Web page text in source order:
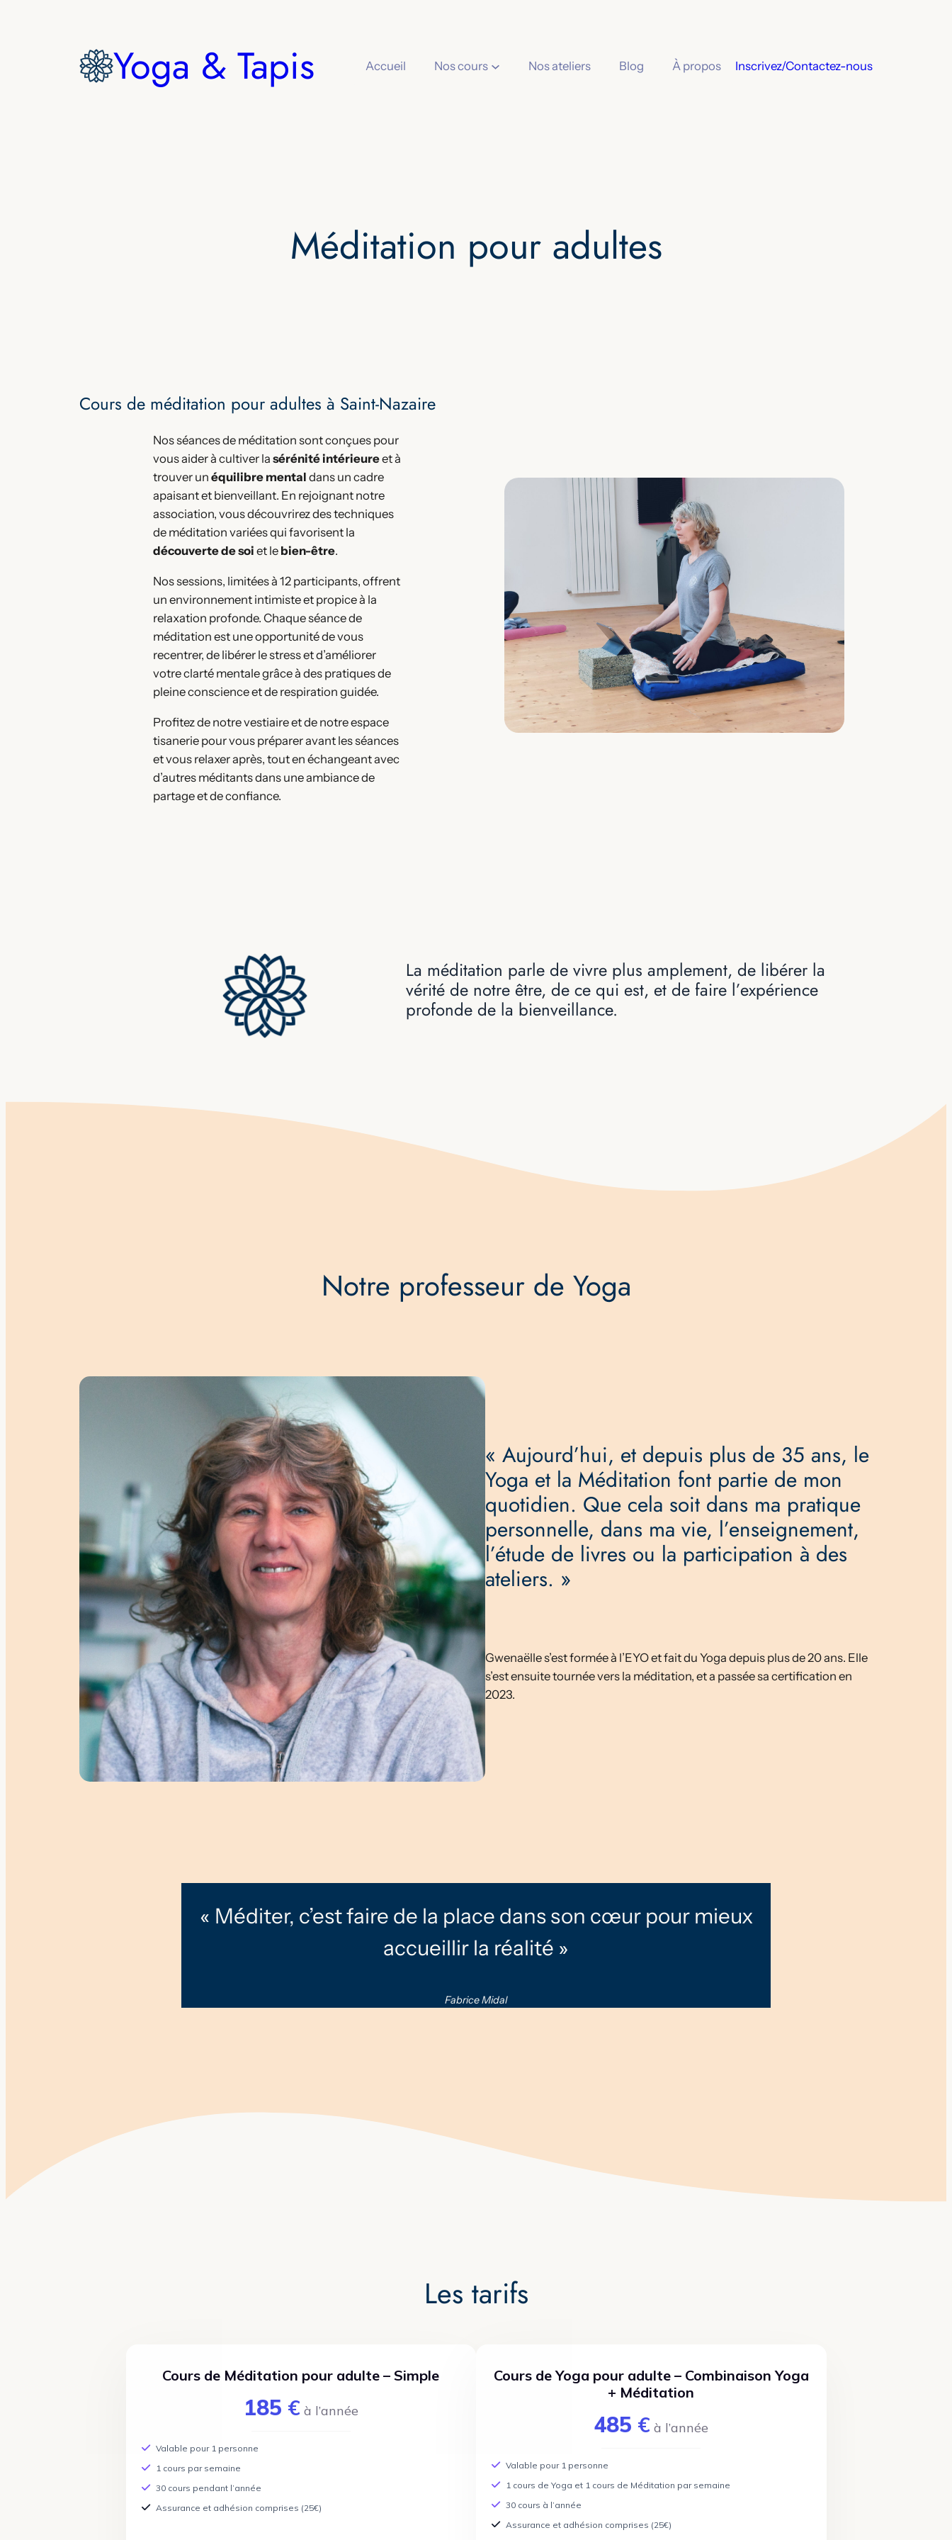
Yoga & Tapis Accueil Nos cours Nos ateliers Blog À propos Inscrivez/Contactez-nous
Méditation pour adultes
Cours de méditation pour adultes à Saint-Nazaire
Nos séances de méditation sont conçues pour
vous aider à cultiver la sérénité intérieureet à
trouver un équilibre mental dans un cadre
apaisant et bienveillant. En rejoignant notre
association, vous découvrirez des techniques
de méditation variées qui favorisent la
découverte de soi et le bien-être.
Nos sessions, limitées à 12 participants, offrent
un environnement intimiste et propice à la
relaxation profonde. Chaque séance de
méditation est une opportunité de vous
recentrer, de libérer le stress et d’améliorer
votre clarté mentale grâce à des pratiques de
pleine conscience et de respiration guidée.
Profitez de notre vestiaire et de notre espace
tisanerie pour vous préparer avant les séances
et vous relaxer après, tout en échangeant avec
d’autres méditants dans une ambiance de
partage et de confiance.
La méditation parle de vivre plus amplement, de libérer la
vérité de notre être, de ce qui est, et de faire l’expérience
profonde de la bienveillance.
Notre professeur de Yoga
« Aujourd’hui, et depuis plus de 35 ans, le
Yoga et la Méditation font partie de mon
quotidien. Que cela soit dans ma pratique
personnelle, dans ma vie, l’enseignement,
l’étude de livres ou la participation à des
ateliers. »
Gwenaëlle s’est formée à l’EYO et fait du Yoga depuis plus de 20 ans. Elle
s’est ensuite tournée vers la méditation, et a passée sa certification en
2023.
« Méditer, c’est faire de la place dans son cœur pour mieux
accueillir la réalité »
Fabrice Midal
Les tarifs
Cours de Méditation pour adulte – Simple
185 € à l’année
Valable pour 1 personne
1 cours par semaine
30 cours pendant l’année
Assurance et adhésion comprises (25€)
Cours de Yoga pour adulte – Combinaison Yoga
+ Méditation
485 € à l’année
Valable pour 1 personne
1 cours de Yoga et 1 cours de Méditation par semaine
30 cours à l’année
Assurance et adhésion comprises (25€)